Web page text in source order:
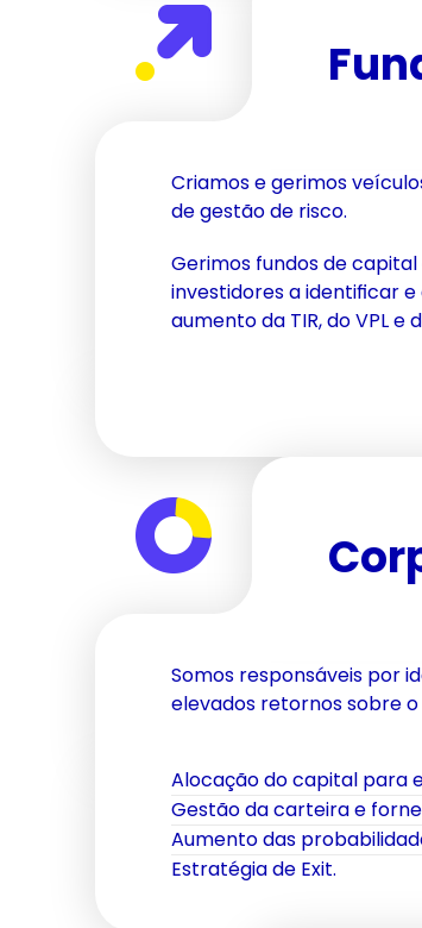
Criamos e gerimos
de gestão de risco.
Gerimos fundos de
investidores a identificar
aumento da TIR, do VPL e
Somos responsáveis por
elevados retornos sobre
Alocação do capital para
Gestão da carteira e
Aumento das
Estratégia de Exit.